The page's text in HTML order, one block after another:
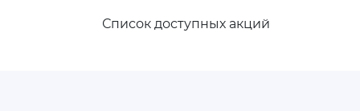
Список доступных акций